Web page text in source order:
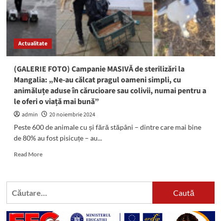
Actualitate
(GALERIE FOTO) Campanie MASIVĂ de sterilizări la
Mangalia: „Ne-au călcat pragul oameni simpli, cu
animăluțe aduse în cărucioare sau colivii, numai pentru a
le oferi o viață mai bună”
admin
20 noiembrie 2024
Peste 600 de animale cu și fără stăpâni – dintre care mai bine
de 80% au fost pisicuțe – au...
Read MoreRead
(GALERIE
de
Caută